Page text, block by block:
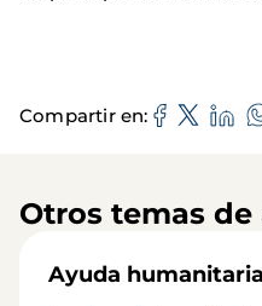
Compartir en
Otros temas
Ayuda